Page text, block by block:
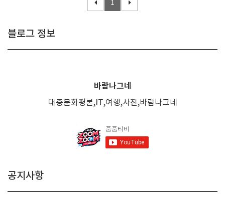
1
블로그 정보
바람나그네
대중문화평론,IT,여행,사진,바람나그네
공지사항